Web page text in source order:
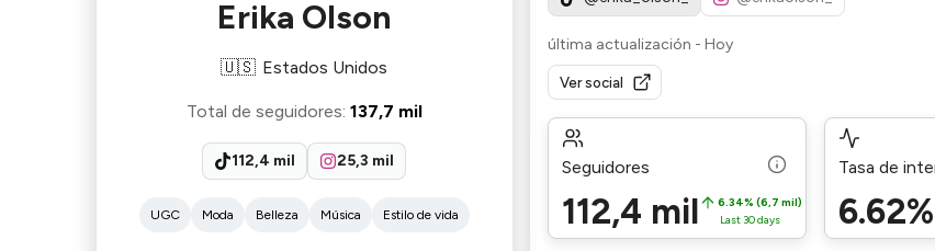
Erika Olson
🇺🇸 Estados Unidos
Total de seguidores: 137,7 mil
112,4 mil 25,3 mil
UGC Moda Belleza Música Estilo de vida
última actualización - Hoy
Ver social
Seguidores
112,4 mil
6.34% (6,7 mil)
Last 30 days
Tasa de
6.62%